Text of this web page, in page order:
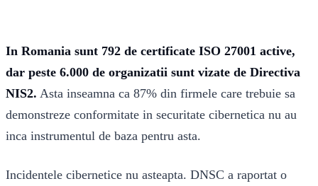
In Romania sunt 792 de certificate ISO 27001 active,
dar peste 6.000 de organizatii sunt vizate de Directiva
NIS2. Asta inseamna ca 87% din firmele care trebuie sa
demonstreze conformitate in securitate cibernetica nu au
inca instrumentul de baza pentru asta.
Incidentele cibernetice nu asteapta. DNSC a raportat o